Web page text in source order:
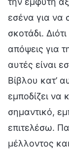
εσένα για να
σκοτάδι.
απόψεις για
αυτές είναι
Βίβλου κατ’
εμποδίζει να
σημαντικό,
επιτελέσω.
μέλλοντος